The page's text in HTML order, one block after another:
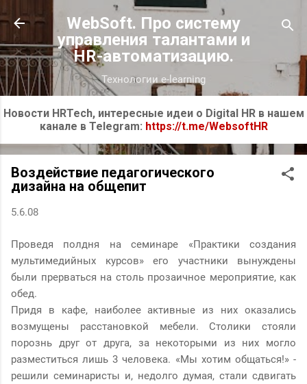
К основному контенту
WebSoft. Про систему
управления талантами и
HR-автоматизацию.
Технологии e-learning
Новости HRTech, интересные идеи о Digital HR в нашем
канале в Telegram: https://t.me/WebsoftHR
Воздействие педагогического
дизайна на общепит
5.6.08
Проведя полдня на семинаре «Практики создания
мультимедийных курсов» его участники вынуждены
были прерваться на столь прозаичное мероприятие, как
обед.
Придя в кафе, наиболее активные из них оказались
возмущены расстановкой мебели. Столики стояли
порознь друг от друга, за некоторыми из них могло
разместиться лишь 3 человека. «Мы хотим общаться!» -
решили семинаристы и, недолго думая, стали сдвигать